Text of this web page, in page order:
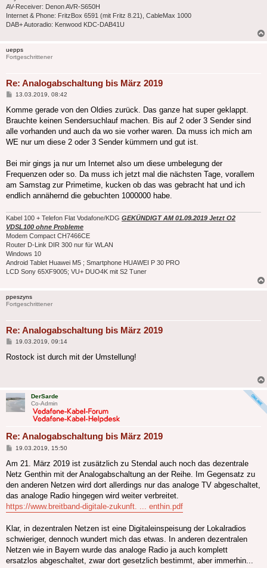
AV-Receiver: Denon AVR-S650H
Internet & Phone: FritzBox 6591 (mit Fritz 8.21), CableMax 1000
DAB+ Autoradio: Kenwood KDC-DAB41U
uepps
Fortgeschrittener
Re: Analogabschaltung bis März 2019
Beitrag
13.03.2019, 08:42
Komme gerade von den Oldies zurück. Das ganze hat super geklappt.
Brauchte keinen Sendersuchlauf machen. Bis auf 2 oder 3 Sender sind
alle vorhanden und auch da wo sie vorher waren. Da muss ich mich am
WE nur um diese 2 oder 3 Sender kümmern und gut ist.
Bei mir gings ja nur um Internet also um diese umbelegung der
Frequenzen oder so. Da muss ich jetzt mal die nächsten Tage, vorallem
am Samstag zur Primetime, kucken ob das was gebracht hat und ich
endlich annähernd die gebuchten 1000000 habe.
Kabel 100 + Telefon Flat Vodafone/KDG GEKÜNDIGT AM 01.09.2019 Jetzt O2
VDSL100 ohne Probleme
Modem Compact CH7466CE
Router D-Link DIR 300 nur für WLAN
Windows 10
Android Tablet Huawei M5 ; Smartphone HUAWEI P 30 PRO
LCD Sony 65XF9005; VU+ DUO4K mit S2 Tuner
ppeszyns
Fortgeschrittener
Re: Analogabschaltung bis März 2019
Beitrag
19.03.2019, 09:14
Rostock ist durch mit der Umstellung!
DerSarde
Co-Admin
Re: Analogabschaltung bis März 2019
Beitrag
19.03.2019, 15:50
Am 21. März 2019 ist zusätzlich zu Stendal auch noch das dezentrale
Netz Genthin mit der Analogabschaltung an der Reihe. Im Gegensatz zu
den anderen Netzen wird dort allerdings nur das analoge TV abgeschaltet,
das analoge Radio hingegen wird weiter verbreitet.
https://www.breitband-digitale-zukunft. ... enthin.pdf
Klar, in dezentralen Netzen ist eine Digitaleinspeisung der Lokalradios
schwieriger, dennoch wundert mich das etwas. In anderen dezentralen
Netzen wie in Bayern wurde das analoge Radio ja auch komplett
ersatzlos abgeschaltet, zwar dort gesetzlich bestimmt, aber immerhin...